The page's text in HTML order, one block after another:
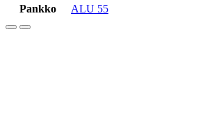
Pankko
ALU 55